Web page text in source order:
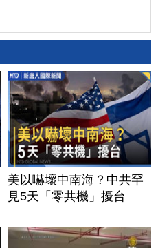
美以嚇壞中南海？中共罕
見5天「零共機」擾台